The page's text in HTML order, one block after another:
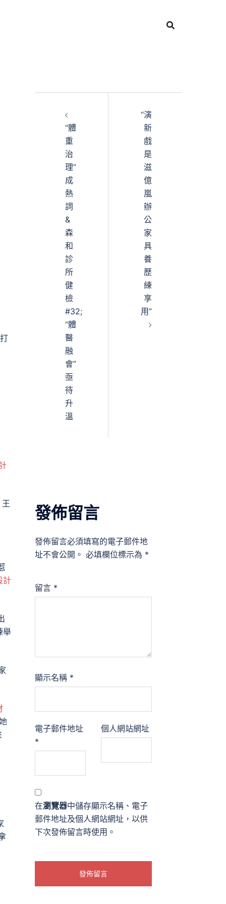
計
舉
“體
重
治
理”
成
熱
詞
&
森
和
診
所
健
檢
#32;
“體
醫
融
會”
亟
待
升
溫
“演
新
戲
是
滋
億
嵐
辦
公
家
具
養
歷
練
享
用”
發佈留言
發佈留言必須填寫的電子郵件地
址不會公開。 必填欄位標示為 *
留言 *
顯示名稱 *
電子郵件地址
*
個人網站網址
在瀏覽器中儲存顯示名稱、電子
郵件地址及個人網站網址，以供
下次發佈留言時使用。